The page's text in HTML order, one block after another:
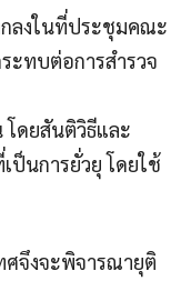
ลงในที่ประชุมคณะ
ะทบต่อการสำรวจ
ดยสันติวิธีและ
ป็นการยั่วยุ โดยใช้
ศจึงจะพิจารณายุติ